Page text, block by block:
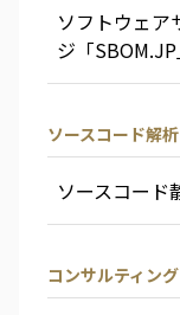
ソフトウェア
ジ「SBOM.JP
ソースコード解析
ソースコード
コンサルティング